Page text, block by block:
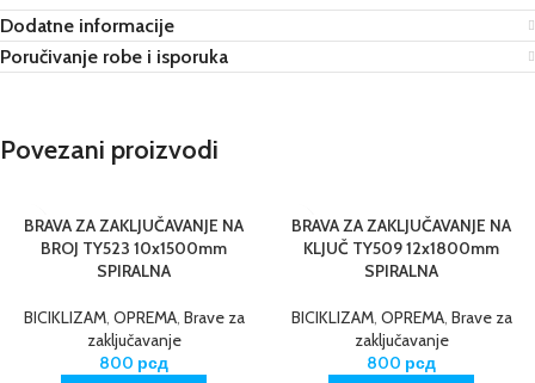
Dodatne informacije
Poručivanje robe i isporuka
Povezani proizvodi
BRAVA ZA ZAKLJUČAVANJE NA
BROJ TY523 10x1500mm
SPIRALNA
BICIKLIZAM, OPREMA, Brave za
zaključavanje
800 рсд
BRAVA ZA ZAKLJUČAVANJE NA
KLJUČ TY509 12x1800mm
SPIRALNA
BICIKLIZAM, OPREMA, Brave za
zaključavanje
800 рсд